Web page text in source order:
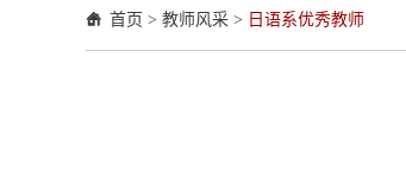
首页 > 教师风采 > 日语系优秀教师